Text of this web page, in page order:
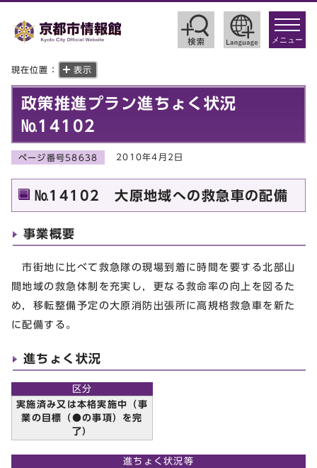
toggle
メニュー
現在位置： 表示
政策推進プラン進ちょく状況
№14102
ページ番号58638 2010年4月2日
№14102 大原地域への救急車の配備
事業概要
市街地に比べて救急隊の現場到着に時間を要する北部山
間地域の救急体制を充実し，更なる救命率の向上を図るた
め，移転整備予定の大原消防出張所に高規格救急車を新た
に配備する。
進ちょく状況
区分
実施済み又は本格実施中（事
業の目標（●の事項）を完
了）
進ちょく状況等